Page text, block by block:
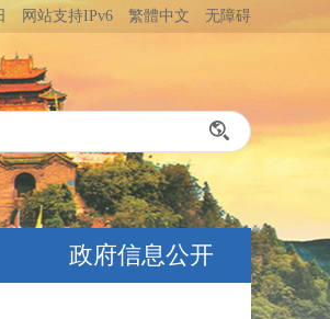
网站支持IPv6 繁體中文 无障碍
政府信息公开